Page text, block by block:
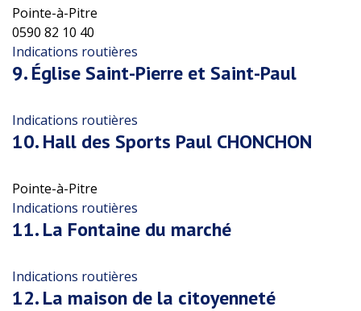
Pointe-à-Pitre
0590 82 10 40
Indications routières
9.Église Saint-Pierre et Saint-Paul
Indications routières
10.Hall des Sports Paul CHONCHON
Pointe-à-Pitre
Indications routières
11.La Fontaine du marché
Indications routières
12.La maison de la citoyenneté